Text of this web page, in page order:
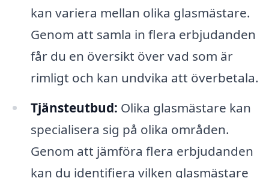
kan variera mellan olika glasmästare.
Genom att samla in flera erbjudanden
får du en översikt över vad som är
rimligt och kan undvika att överbetala.
Tjänsteutbud: Olika glasmästare kan
specialisera sig på olika områden.
Genom att jämföra flera erbjudanden
kan du identifiera vilken glasmästare